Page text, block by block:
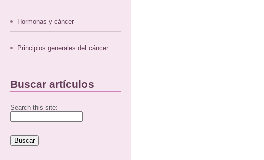
Hormonas y cáncer
Principios generales del cáncer
Buscar artículos
Search this site: